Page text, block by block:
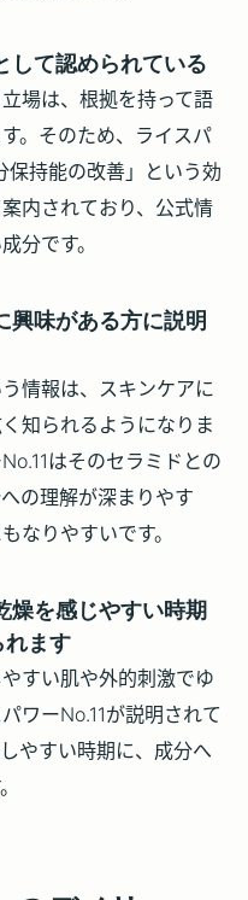
て認められている
場は、根拠を持って語
。そのため、ライスパ
保持能の改善」という効
内されており、公式情
分です。
味がある方に説明
情報は、スキンケアに
知られるようになりま
はそのセラミドとの
の理解が深まりやす
なりやすいです。
を感じやすい時期
れます
すい肌や外的刺激でゆ
ワーNo.11が説明されて
やすい時期に、成分へ